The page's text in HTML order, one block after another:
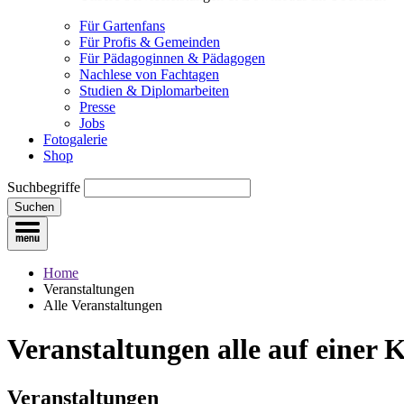
Für Gartenfans
Für Profis & Gemeinden
Für Pädagoginnen & Pädagogen
Nachlese von Fachtagen
Studien & Diplomarbeiten
Presse
Jobs
Fotogalerie
Shop
Suchbegriffe
Suchen
Home
Veranstaltungen
Alle Veranstaltungen
Veranstaltungen alle auf einer
Veranstaltungen